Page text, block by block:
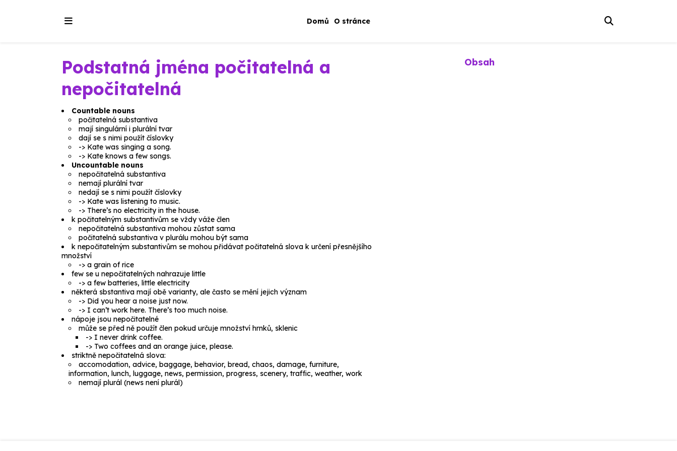
Domů O stránce
Podstatná jména počitatelná a
nepočitatelná
Countable nouns
počitatelná substantiva
mají singulární i plurální tvar
dají se s nimi použít číslovky
-> Kate was singing a song.
-> Kate knows a few songs.
Uncountable nouns
nepočitatelná substantiva
nemají plurální tvar
nedají se s nimi použít číslovky
-> Kate was listening to music.
-> There’s no electricity in the house.
k počitatelným substantivům se vždy váže člen
nepočitatelná substantiva mohou zůstat sama
počitatelná substantiva v plurálu mohou být sama
k nepočitatelným substantivům se mohou přidávat počitatelná slova k určení přesnějšího
množství
-> a grain of rice
few se u nepočitatelných nahrazuje little
-> a few batteries, little electricity
některá sbstantiva mají obě varianty, ale často se mění jejich význam
-> Did you hear a noise just now.
-> I can’t work here. There’s too much noise.
nápoje jsou nepočitatelné
může se před ně použít člen pokud určuje množství hrnků, sklenic
-> I never drink coffee.
-> Two coffees and an orange juice, please.
striktně nepočitatelná slova:
accomodation, advice, baggage, behavior, bread, chaos, damage, furniture,
information, lunch, luggage, news, permission, progress, scenery, traffic, weather, work
nemají plurál (news není plurál)
Obsah